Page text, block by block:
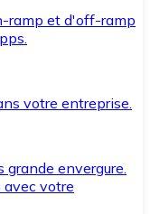
ramp et d'off-ramp
votre entreprise.
grande envergure.
votre